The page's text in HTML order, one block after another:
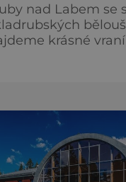
nad Labem se
krásné
dozvíte více o
připomínají
honech či